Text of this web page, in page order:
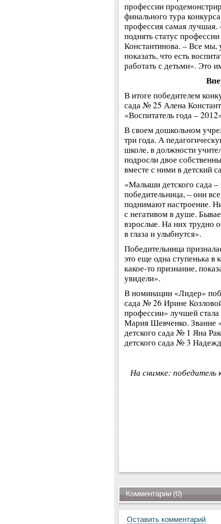
профессии
финального тура
профессия самая лучшая.
поднять статус
Константинова. – Все мы,
показать, что есть
работать с детьми». Это
В итоге победителем
сада № 25 Алена
«Воспитатель года –
В своем дошкольном
три года. А
школе, в должности
подросли двое
вместе с ними в детский
«Малыши детского сада –
победительница, – они
поднимают настроение.
с негативом в душе.
взрослые. На них трудно
в глаза и улыбнутся».
Победительница
это еще одна ступенька в
какое-то признание,
увидели».
В номинации «Лидер»
сада № 26 Ирине
профессии» лучшей
Мария Шевченко. Звание
детского сада № 1 Яна
детского сада № 3
На снимке: победитель
Комментарии (0)
Оставить комментарий